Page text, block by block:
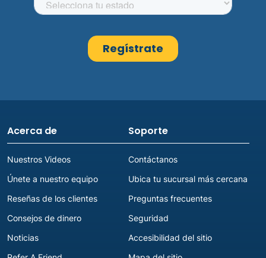
Acerca de
Nuestros Videos
Únete a nuestro equipo
Reseñas de los clientes
Consejos de dinero
Noticias
Soporte
Contáctanos
Ubica tu sucursal más cercana
Preguntas frecuentes
Seguridad
Accesibilidad del sitio